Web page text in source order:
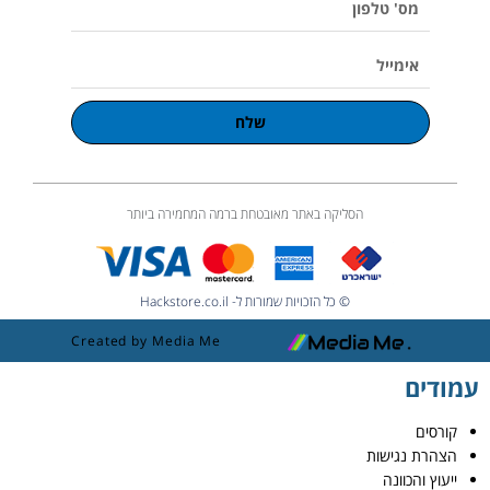
שלח
הסליקה באתר מאובטחת ברמה המחמירה ביותר
© כל הזכויות שמורות ל- Hackstore.co.il
Created by Media Me
עמודים
קורסים
הצהרת נגישות
ייעוץ והכוונה